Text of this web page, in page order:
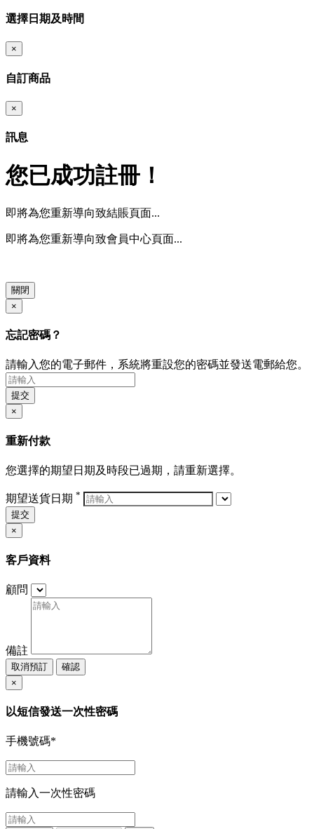
選擇日期及時間
×
自訂商品
×
訊息
您已成功註冊！
即將為您重新導向致結賬頁面...
即將為您重新導向致會員中心頁面...
關閉
×
忘記密碼？
請輸入您的電子郵件，系統將重設您的密碼並發送電郵給您。
提交
×
重新付款
您選擇的期望日期及時段已過期，請重新選擇。
期望送貨日期 *
提交
×
客戶資料
顧問
備註
取消預訂
確認
×
以短信發送一次性密碼
手機號碼*
請輸入一次性密碼